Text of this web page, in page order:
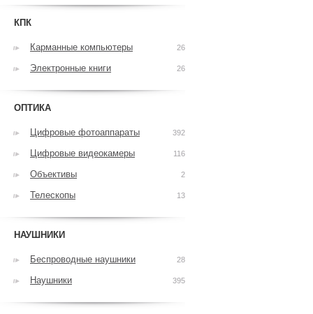
КПК
Карманные компьютеры 26
Электронные книги 26
ОПТИКА
Цифровые фотоаппараты 392
Цифровые видеокамеры 116
Объективы 2
Телескопы 13
НАУШНИКИ
Беспроводные наушники 28
Наушники 395